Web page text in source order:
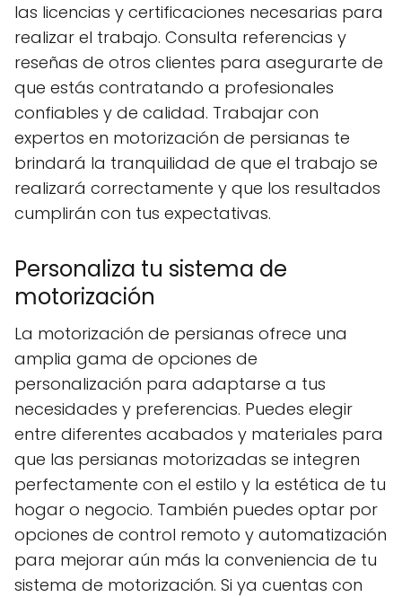
las licencias y certificaciones necesarias para
realizar el trabajo. Consulta referencias y
reseñas de otros clientes para asegurarte de
que estás contratando a profesionales
confiables y de calidad. Trabajar con
expertos en motorización de persianas te
brindará la tranquilidad de que el trabajo se
realizará correctamente y que los resultados
cumplirán con tus expectativas.
Personaliza tu sistema de
motorización
La motorización de persianas ofrece una
amplia gama de opciones de
personalización para adaptarse a tus
necesidades y preferencias. Puedes elegir
entre diferentes acabados y materiales para
que las persianas motorizadas se integren
perfectamente con el estilo y la estética de tu
hogar o negocio. También puedes optar por
opciones de control remoto y automatización
para mejorar aún más la conveniencia de tu
sistema de motorización. Si ya cuentas con